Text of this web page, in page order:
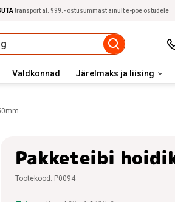
transport al. 999.- ostusummast ainult e-poe ostudele
Valdkonnad Järelmaks ja liising
Pakketeibi
Tootekood: P0094